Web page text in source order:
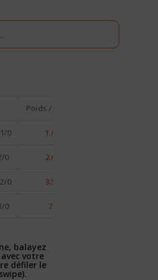
Poids / n° Hameçon
0 1.8 g / 1/0
0 2.6 g / 2/0
0 3.5 g / 2/0
0 7 g / 3/0
balayez
votre
défiler le